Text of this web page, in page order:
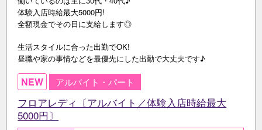
体験入店時給最大5000円!
全額現金でその日に支給します◎
生活スタイルに合った出勤でOK!
昼職や家の事情などを最優先にした出勤で大丈夫です♪
NEW アルバイト・パート
フロアレディ〔アルバイト／体験入店時給最大
5000円〕